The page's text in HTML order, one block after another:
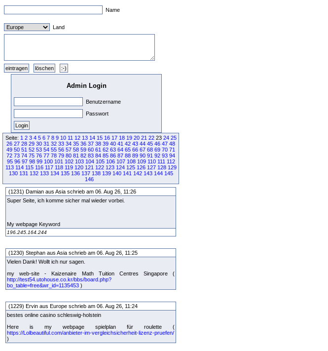
Name
Land
Admin Login
Benutzername
Passwort
Seite: 1 2 3 4 5 6 7 8 9 10 11 12 13 14 15 16 17 18 19 20 21 2223 24 25
26 27 28 29 30 31 32 33 34 35 36 37 38 39 40 41 42 43 44 45 46 47 48
49 50 51 52 53 54 55 56 57 58 59 60 61 62 63 64 65 66 67 68 69 70 71
72 73 74 75 76 77 78 79 80 81 82 83 84 85 86 87 88 89 90 91 92 93 94
95 96 97 98 99 100 101 102 103 104 105 106 107 108 109 110 111 112
113 114 115 116 117 118 119 120 121 122 123 124 125 126 127 128 129
130 131 132 133 134 135 136 137 138 139 140 141 142 143 144 145
146
(1231) Damian aus Asia schrieb am 06. Aug 26, 11:26
Super Seite, ich komme sicher mal wieder vorbei.
My webpage Keyword
196.245.164.244
(1230) Stephan aus Asia schrieb am 06. Aug 26, 11:25
Vielen Dank! Wollt ich nur sagen.
my web-site - Kaizenaire Math Tuition Centres Singapore (
http://test54.utohouse.co.kr/bbs/board.php?
bo_table=free&wr_id=1135453 )
(1229) Ervin aus Europe schrieb am 06. Aug 26, 11:24
bestes online casino schleswig-holstein
Here is my webpage spielplan für roulette (
https://Lolbeautiful.com/anbieter-im-vergleichsicherheit-lizenz-pruefen/
)